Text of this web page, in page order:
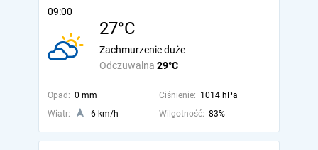
09:00
27°C
Odczuwalna 29°C
Zachmurzenie duże
Opad: 0 mm Ciśnienie: 1014 hPa
Wiatr:
6 km/h Wilgotność: 83%